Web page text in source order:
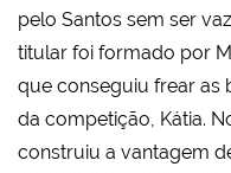
pelo Santos sem ser
titular foi formado por
que conseguiu frear as
da competição, Kátia.
construiu a vantagem